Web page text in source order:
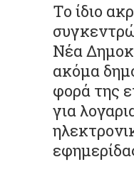
Το ίδιο
Νέα
ακόμα
φορά της
για